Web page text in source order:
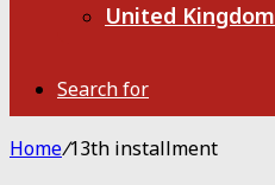
United Kingdom
Search for
Home/13th installment